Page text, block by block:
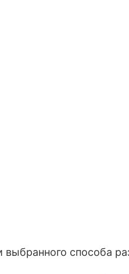
способа